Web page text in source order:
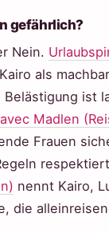
gefährlich?
Nein.
als
Belästigung ist
avec Madlen
Frauen
nennt Kairo,
die